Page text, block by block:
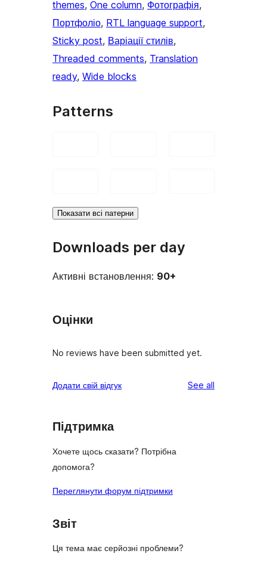
themes, One column, Фотографія
Портфоліо, RTL language support
Sticky post, Варіації стилів
Threaded comments, Translation
ready, Wide blocks
Patterns
Показати всі патерни
Downloads per day
Активні встановлення: 90+
Оцінки
No reviews have been submitted yet.
Додати свій відгук See all
Підтримка
Хочете щось сказати? Потрібна
допомога?
Переглянути форум підтримки
Звіт
Ця тема має серйозні проблеми?